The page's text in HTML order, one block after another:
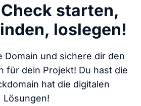
starten,
loslegen!
Domain und sichere dir den
für dein Projekt! Du hast die
hat die digitalen
Lösungen!